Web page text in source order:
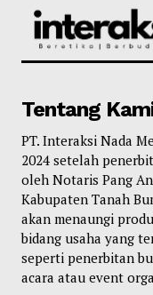
Tentang
PT. Interaksi Nada
2024 setelah
oleh Notaris Pang
Kabupaten Tanah
akan menaungi
bidang usaha yang
seperti penerbitan
acara atau event